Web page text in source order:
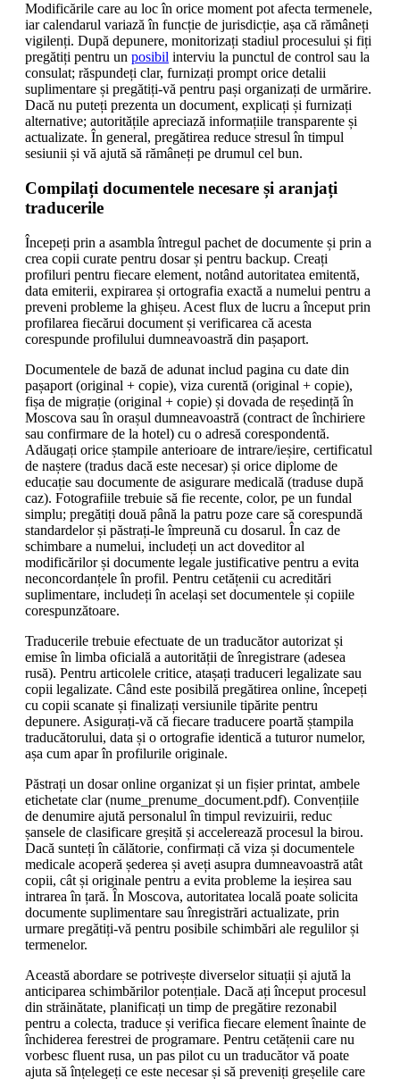
Modificările care au loc în orice moment pot afecta termenele,
iar calendarul variază în funcție de jurisdicție, așa că rămâneți
vigilenți. După depunere, monitorizați stadiul procesului și fiți
pregătiți pentru un posibil interviu la punctul de control sau la
consulat; răspundeți clar, furnizați prompt orice detalii
suplimentare și pregătiți-vă pentru pași organizați de urmărire.
Dacă nu puteți prezenta un document, explicați și furnizați
alternative; autoritățile apreciază informațiile transparente și
actualizate. În general, pregătirea reduce stresul în timpul
sesiunii și vă ajută să rămâneți pe drumul cel bun.
Compilați documentele necesare și aranjați
traducerile
Începeți prin a asambla întregul pachet de documente și prin a
crea copii curate pentru dosar și pentru backup. Creați
profiluri pentru fiecare element, notând autoritatea emitentă,
data emiterii, expirarea și ortografia exactă a numelui pentru a
preveni probleme la ghișeu. Acest flux de lucru a început prin
profilarea fiecărui document și verificarea că acesta
corespunde profilului dumneavoastră din pașaport.
Documentele de bază de adunat includ pagina cu date din
pașaport (original + copie), viza curentă (original + copie),
fișa de migrație (original + copie) și dovada de reședință în
Moscova sau în orașul dumneavoastră (contract de închiriere
sau confirmare de la hotel) cu o adresă corespondentă.
Adăugați orice ștampile anterioare de intrare/ieșire, certificatul
de naștere (tradus dacă este necesar) și orice diplome de
educație sau documente de asigurare medicală (traduse după
caz). Fotografiile trebuie să fie recente, color, pe un fundal
simplu; pregătiți două până la patru poze care să corespundă
standardelor și păstrați-le împreună cu dosarul. În caz de
schimbare a numelui, includeți un act doveditor al
modificărilor și documente legale justificative pentru a evita
neconcordanțele în profil. Pentru cetățenii cu acreditări
suplimentare, includeți în același set documentele și copiile
corespunzătoare.
Traducerile trebuie efectuate de un traducător autorizat și
emise în limba oficială a autorității de înregistrare (adesea
rusă). Pentru articolele critice, atașați traduceri legalizate sau
copii legalizate. Când este posibilă pregătirea online, începeți
cu copii scanate și finalizați versiunile tipărite pentru
depunere. Asigurați-vă că fiecare traducere poartă ștampila
traducătorului, data și o ortografie identică a tuturor numelor,
așa cum apar în profilurile originale.
Păstrați un dosar online organizat și un fișier printat, ambele
etichetate clar (nume_prenume_document.pdf). Convențiile
de denumire ajută personalul în timpul revizuirii, reduc
șansele de clasificare greșită și accelerează procesul la birou.
Dacă sunteți în călătorie, confirmați că viza și documentele
medicale acoperă șederea și aveți asupra dumneavoastră atât
copii, cât și originale pentru a evita probleme la ieșirea sau
intrarea în țară. În Moscova, autoritatea locală poate solicita
documente suplimentare sau înregistrări actualizate, prin
urmare pregătiți-vă pentru posibile schimbări ale regulilor și
termenelor.
Această abordare se potrivește diverselor situații și ajută la
anticiparea schimbărilor potențiale. Dacă ați început procesul
din străinătate, planificați un timp de pregătire rezonabil
pentru a colecta, traduce și verifica fiecare element înainte de
închiderea ferestrei de programare. Pentru cetățenii care nu
vorbesc fluent rusa, un pas pilot cu un traducător vă poate
ajuta să înțelegeți ce este necesar și să preveniți greșelile care